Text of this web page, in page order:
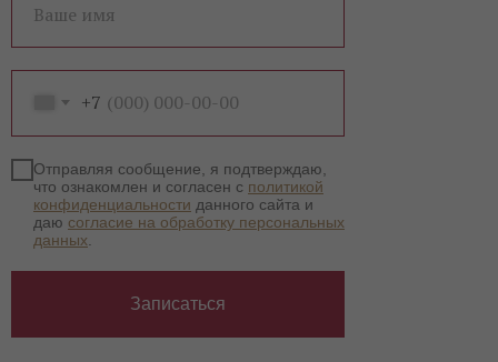
Ваше имя
+7
Отправляя сообщение, я подтверждаю,
что ознакомлен и согласен с политикой
конфиденциальности данного сайта и
даю согласие на обработку персональных
данных
Записаться